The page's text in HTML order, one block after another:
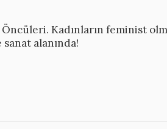
Kadınların feminist
alanında!